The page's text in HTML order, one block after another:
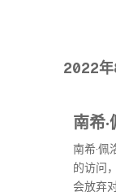
2022
南希
南希·
的访问
会放弃